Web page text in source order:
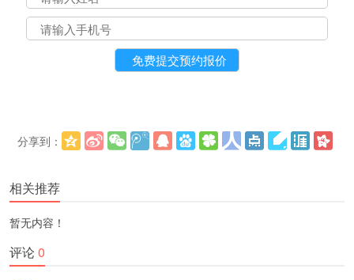
分享到：
相关推荐
暂无内容！
评论0